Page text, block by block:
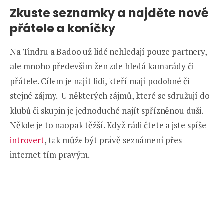
Zkuste seznamky a najděte nové
přátele a koníčky
Na Tindru a Badoo už lidé nehledají pouze partnery,
ale mnoho především žen zde hledá kamarády či
přátele. Cílem je najít lidi, kteří mají podobné či
stejné zájmy. U některých zájmů, které se sdružují do
klubů či skupin je jednoduché najít spřízněnou duši.
Někde je to naopak těžší. Když rádi čtete a jste spíše
introvert, tak může být právě seznámení přes
internet tím pravým.